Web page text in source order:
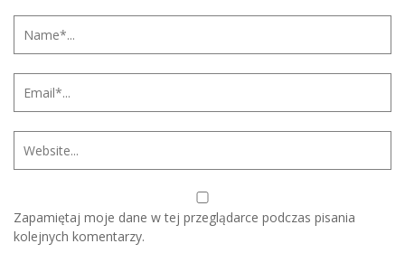
Zapamiętaj moje dane w tej przeglądarce podczas pisania
kolejnych komentarzy.